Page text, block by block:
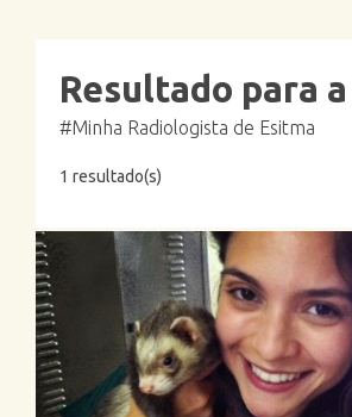
Resultado para
#Minha Radiologista de Esitma
1 resultado(s)